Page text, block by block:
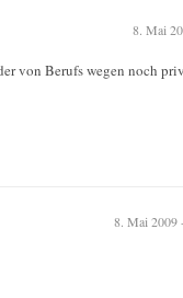
8. Mai
von Berufs wegen noch
8. Mai 2009